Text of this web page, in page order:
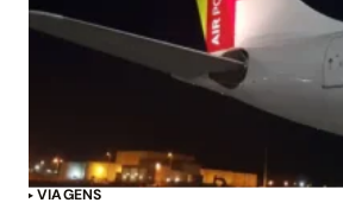
VIAGENS